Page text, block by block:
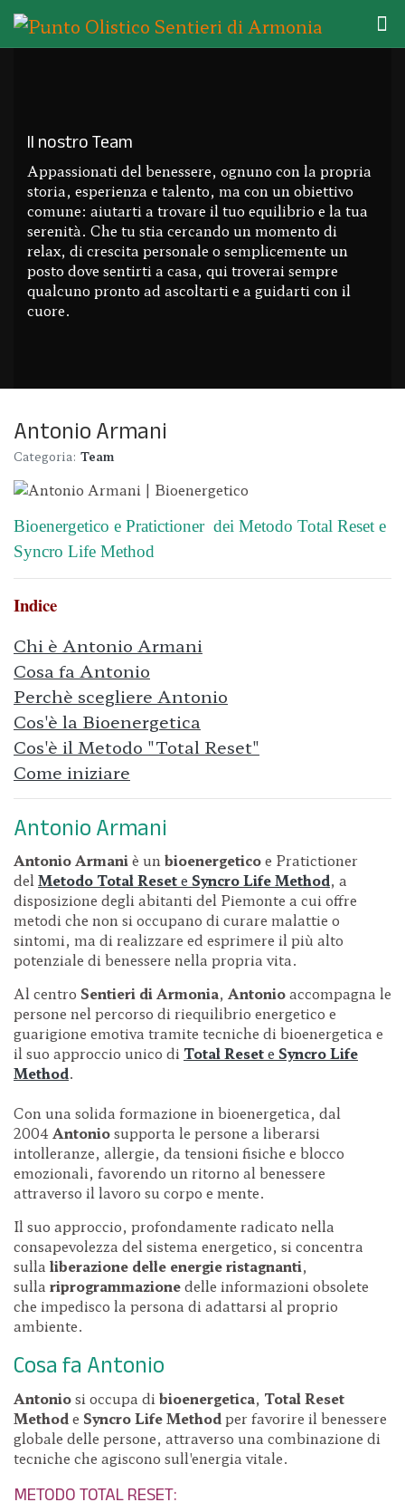
Il nostro Team
Appassionati del benessere, ognuno con la propria
storia, esperienza e talento, ma con un obiettivo
comune: aiutarti a trovare il tuo equilibrio e la tua
serenità. Che tu stia cercando un momento di
relax, di crescita personale o semplicemente un
posto dove sentirti a casa, qui troverai sempre
qualcuno pronto ad ascoltarti e a guidarti con il
cuore.
Antonio Armani
Categoria: Team
Bioenergetico e Pratictioner dei Metodo Total Reset e
Syncro Life Method
Indice
Chi è Antonio Armani
Cosa fa Antonio
Perchè scegliere Antonio
Cos'è la Bioenergetica
Cos'è il Metodo "Total Reset"
Come iniziare
Antonio Armani
Antonio Armaniè unbioenergeticoe Pratictioner
delMetodo Total Resete Syncro Life Method, a
disposizione degli abitanti del Piemonte a cui offre
metodi che non si occupano di curare malattie o
sintomi, ma di realizzare ed esprimere il più alto
potenziale di benessere nella propria vita.
Al centro Sentieri di Armonia, Antonioaccompagna le
persone nel percorso di riequilibrio energetico e
guarigione emotiva tramite tecniche di bioenergetica e
il suo approccio unico di Total Resete Syncro Life
Method.
Con una solida formazione in bioenergetica, dal
2004 Antoniosupporta le persone a liberarsi
intolleranze, allergie, da tensioni fisiche e blocco
emozionali, favorendo un ritorno al benessere
attraverso il lavoro su corpo e mente.
Il suo approccio, profondamente radicato nella
consapevolezza del sistema energetico, si concentra
sulla liberazione delle energie ristagnanti,
sulla riprogrammazionedelle informazioni obsolete
che impedisco la persona di adattarsi al proprio
ambiente.
Cosa fa Antonio
Antoniosi occupa di bioenergetica, Total Reset
Method e Syncro Life Method per favorire il benessere
globale delle persone, attraverso una combinazione di
tecniche che agiscono sull'energia vitale.
METODO TOTAL RESET: